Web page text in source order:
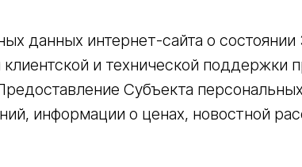
данных интернет-сайта о
и технической поддержки
Субъекта
информации о ценах, новостной